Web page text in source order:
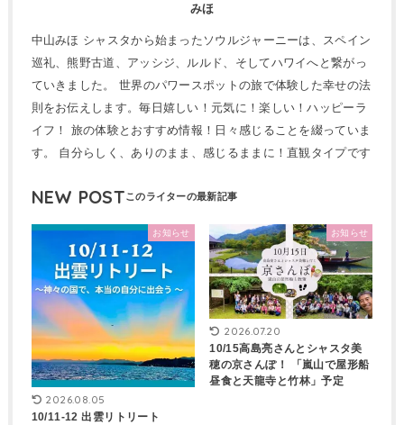
みほ
中山みほ シャスタから始まったソウルジャーニーは、スペイン
巡礼、熊野古道、アッシジ、ルルド、そしてハワイへと繋がっ
ていきました。 世界のパワースポットの旅で体験した幸せの法
則をお伝えします。毎日嬉しい！元気に！楽しい！ハッピーラ
イフ！ 旅の体験とおすすめ情報！日々感じることを綴っていま
す。 自分らしく、ありのまま、感じるままに！直観タイプです
NEW POST
お知らせ
2026.08.05
10/11-12 出雲リトリート
お知らせ
2026.07.20
10/15高島亮さんとシャスタ美
穂の京さんぽ！ 「嵐山で屋形船
昼食と天龍寺と竹林」予定